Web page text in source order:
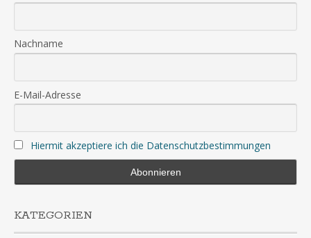
Nachname
E-Mail-Adresse
Hiermit akzeptiere ich die Datenschutzbestimmungen
KATEGORIEN